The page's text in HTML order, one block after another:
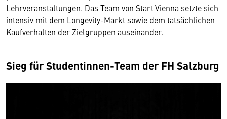
Lehrveranstaltungen. Das Team von Start Vienna setzte sich
intensiv mit dem Longevity-Markt sowie dem tatsächlichen
Kaufverhalten der Zielgruppen auseinander.
Sieg für Studentinnen-Team der FH Salzburg